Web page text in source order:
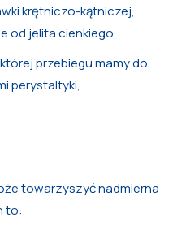
krętniczo-kątniczej,
od jelita cienkiego,
przebiegu mamy do
perystaltyki,
towarzyszyć nadmierna
to: